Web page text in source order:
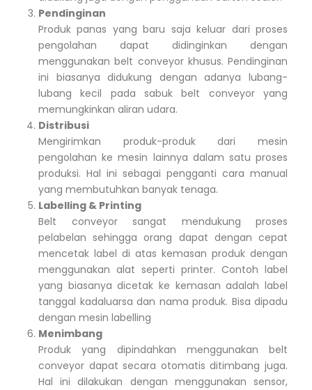
Pendinginan
Produk panas yang baru saja keluar dari proses
pengolahan dapat didinginkan dengan
menggunakan belt conveyor khusus. Pendinginan
ini biasanya didukung dengan adanya lubang-
lubang kecil pada sabuk belt conveyor yang
memungkinkan aliran udara.
Distribusi
Mengirimkan produk-produk dari mesin
pengolahan ke mesin lainnya dalam satu proses
produksi. Hal ini sebagai pengganti cara manual
yang membutuhkan banyak tenaga.
Labelling & Printing
Belt conveyor sangat mendukung proses
pelabelan sehingga orang dapat dengan cepat
mencetak label di atas kemasan produk dengan
menggunakan alat seperti printer. Contoh label
yang biasanya dicetak ke kemasan adalah label
tanggal kadaluarsa dan nama produk. Bisa dipadu
dengan mesin labelling
Menimbang
Produk yang dipindahkan menggunakan belt
conveyor dapat secara otomatis ditimbang juga.
Hal ini dilakukan dengan menggunakan sensor,